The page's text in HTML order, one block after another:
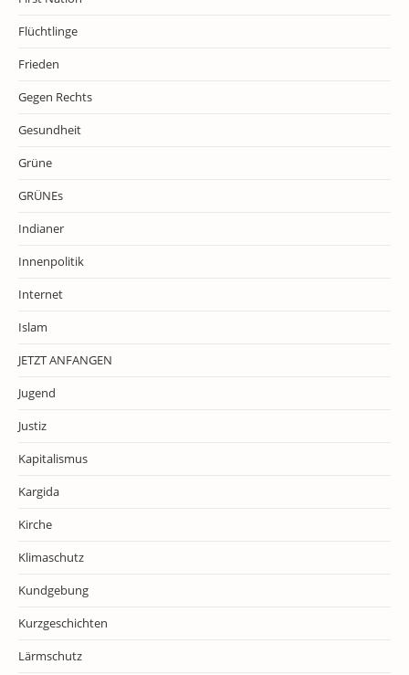
Flüchtlinge
Frieden
Gegen Rechts
Gesundheit
Grüne
GRÜNEs
Indianer
Innenpolitik
Internet
Islam
JETZT ANFANGEN
Jugend
Justiz
Kapitalismus
Kargida
Kirche
Klimaschutz
Kundgebung
Kurzgeschichten
Lärmschutz